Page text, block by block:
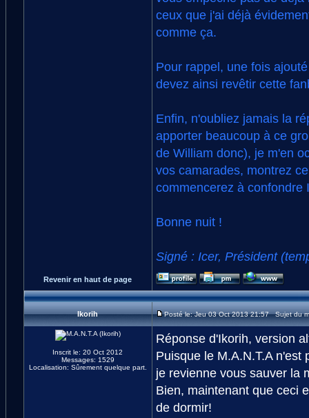
ceux que j'ai déjà
comme ça.
Pour rappel, une fois
devez ainsi revêtir cette
Enfin, n'oubliez jamais la
apporter beaucoup à ce
de William donc), je m'en
vos camarades, montrez
commencerez à confondre
Bonne nuit !
Signé : Icer, Président
Revenir en haut de page
Ikorih Posté le: Jeu 03 Oct 2013 21:57 Sujet du
Inscrit le: 20 Oct 2012
Messages: 1529
Localisation: Sûrement quelque part.
Réponse d'Ikorih, version
Puisque le M.A.N.T.A
je revienne vous sauver la
Bien, maintenant que ceci
de dormir!